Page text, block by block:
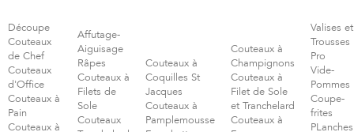
Découpe
Couteaux
de Chef
Couteaux
d'Office
Couteaux à
Pain
Couteaux à
Affutage-
Aiguisage
Râpes
Couteaux à
Filets de
Sole
Couteaux
Couteaux à
Coquilles St
Jacques
Couteaux à
Pamplemousse
Couteaux à
Champignons
Couteaux à
Filet de Sole
et Tranchelard
Couteaux à
Valises et
Trousses
Pro
Vide-
Pommes
Coupe-
frites
PLanches